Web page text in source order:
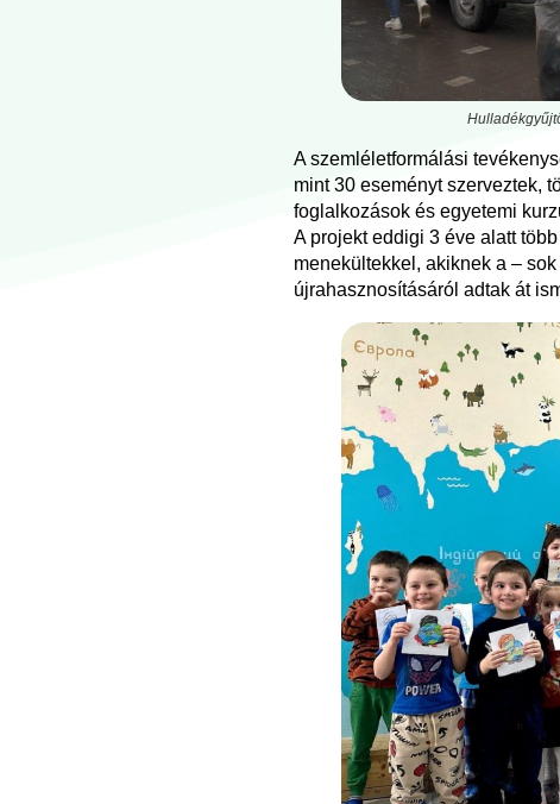
A szemléletformálási
mint 30 eseményt szerveztek,
foglalkozások és egyetemi
A projekt eddigi 3 éve alatt
menekültekkel, akiknek a –
újrahasznosításáról adtak át